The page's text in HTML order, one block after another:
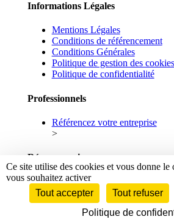
Informations Légales
Mentions Légales
Conditions de référencement
Conditions Générales
Politique de gestion des cookies
Politique de confidentialité
Professionnels
Référencez votre entreprise
>
Réseaux sociaux
Facebook
Linkedin
© 2026 maison.fr - Tous droits
Ce site utilise des cookies et vous donne le
vous souhaitez activer
Tout accepter
Tout refuser
Politique de